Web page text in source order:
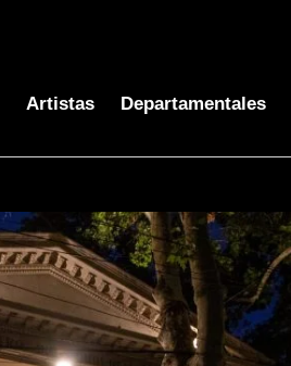
Artistas Departamentales